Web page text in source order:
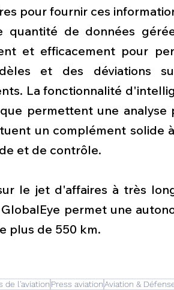
pour fournir ces
quantité de données
et efficacement pour
et des déviations
La fonctionnalité
permettent une
un complément solide
et de contrôle.
le jet d'affaires à très
permet une
plus de 550 km.
de l'aviation Press aviationAviation &